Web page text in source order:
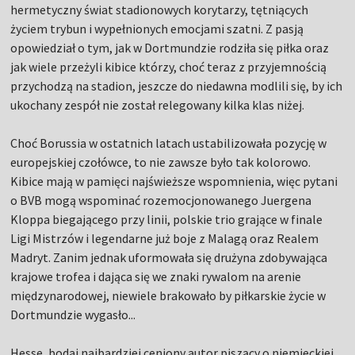
hermetyczny świat stadionowych korytarzy, tętniących
życiem trybun i wypełnionych emocjami szatni. Z pasją
opowiedział o tym, jak w Dortmundzie rodziła się piłka oraz
jak wiele przeżyli kibice którzy, choć teraz z przyjemnością
przychodzą na stadion, jeszcze do niedawna modlili się, by ich
ukochany zespół nie został relegowany kilka klas niżej.
Choć Borussia w ostatnich latach ustabilizowała pozycję w
europejskiej czołówce, to nie zawsze było tak kolorowo.
Kibice mają w pamięci najświeższe wspomnienia, więc pytani
o BVB mogą wspominać rozemocjonowanego Juergena
Kloppa biegającego przy linii, polskie trio grające w finale
Ligi Mistrzów i legendarne już boje z Malagą oraz Realem
Madryt. Zanim jednak uformowała się drużyna zdobywająca
krajowe trofea i dająca się we znaki rywalom na arenie
międzynarodowej, niewiele brakowało by piłkarskie życie w
Dortmundzie wygasło...